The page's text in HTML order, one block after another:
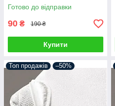
Готово до відправки
90 ₴ 190 ₴
Купити
Топ продажів –50%